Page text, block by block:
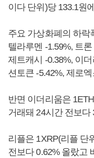
이다 단위)당 133.1원
주요 가상화폐의 하락
텔라루멘 -1.59%, 트
제트캐시 -0.38%, 이
션토큰 -5.42%, 제로
반면 이더리움은
거래돼 24시간 전보다
리플은 1XRP(리플 단
전보다 0.62% 올랐고